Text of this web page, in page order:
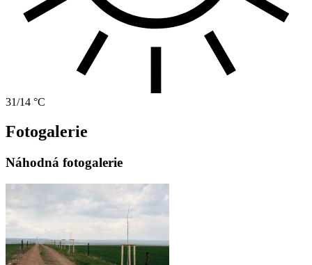
31/14 °C
Fotogalerie
Náhodná fotogalerie